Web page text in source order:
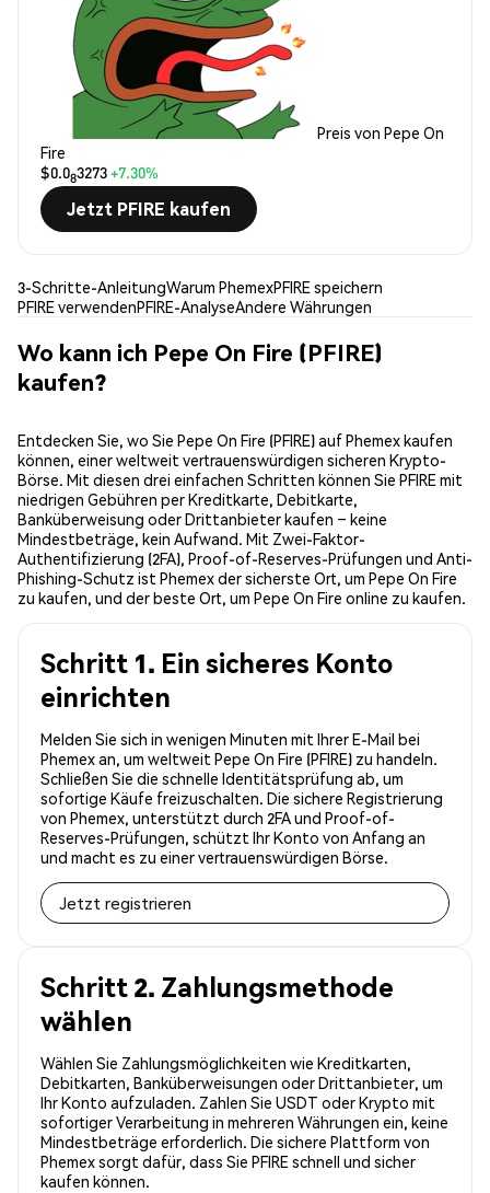
Preis von Pepe On
Fire
$0.083273+7.30%
Jetzt PFIRE kaufen
3-Schritte-AnleitungWarum PhemexPFIRE speichern
PFIRE verwendenPFIRE-AnalyseAndere Währungen
Wo kann ich Pepe On Fire (PFIRE)
kaufen?
Entdecken Sie, wo Sie Pepe On Fire (PFIRE) auf Phemex kaufen
können, einer weltweit vertrauenswürdigen sicheren Krypto-
Börse. Mit diesen drei einfachen Schritten können Sie PFIRE mit
niedrigen Gebühren per Kreditkarte, Debitkarte,
Banküberweisung oder Drittanbieter kaufen – keine
Mindestbeträge, kein Aufwand. Mit Zwei-Faktor-
Authentifizierung (2FA), Proof-of-Reserves-Prüfungen und Anti-
Phishing-Schutz ist Phemex der sicherste Ort, um Pepe On Fire
zu kaufen, und der beste Ort, um Pepe On Fire online zu kaufen.
Schritt 1. Ein sicheres Konto
einrichten
Melden Sie sich in wenigen Minuten mit Ihrer E-Mail bei
Phemex an, um weltweit Pepe On Fire (PFIRE) zu handeln.
Schließen Sie die schnelle Identitätsprüfung ab, um
sofortige Käufe freizuschalten. Die sichere Registrierung
von Phemex, unterstützt durch 2FA und Proof-of-
Reserves-Prüfungen, schützt Ihr Konto von Anfang an
und macht es zu einer vertrauenswürdigen Börse.
Jetzt registrieren
Schritt 2. Zahlungsmethode
wählen
Wählen Sie Zahlungsmöglichkeiten wie Kreditkarten,
Debitkarten, Banküberweisungen oder Drittanbieter, um
Ihr Konto aufzuladen. Zahlen Sie USDT oder Krypto mit
sofortiger Verarbeitung in mehreren Währungen ein, keine
Mindestbeträge erforderlich. Die sichere Plattform von
Phemex sorgt dafür, dass Sie PFIRE schnell und sicher
kaufen können.